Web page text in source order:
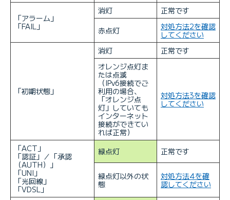
「アラーム」
「FAIL」
消灯
正常です
赤点灯
対処方法2を確認
してください
「初期状態」
消灯
正常です
オレンジ点灯ま
たは点滅
（IPv6接続でご
利用の場合、
「オレンジ点
灯」していても
インターネット
接続ができてい
れば正常）
対処方法3を確認
してください
「ACT」
「認証」／「承認
（AUTH）」
「UNI」
「光回線」
「VDSL」
緑点灯 正常です
緑点灯以外の状
態
対処方法4を確
認してください